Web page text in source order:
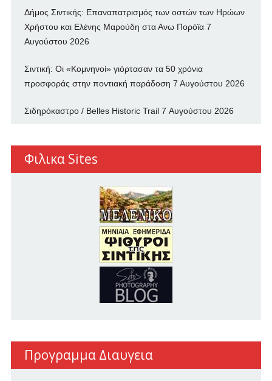
Δήμος Σιντικής: Επαναπατρισμός των oστών των Ηρώων
Χρήστου και Ελένης Μαρούδη στα Ανω Πορόϊα 7
Αυγούστου 2026
Σιντική: Οι «Κομνηνοί» γιόρτασαν τα 50 χρόνια
προσφοράς στην ποντιακή παράδοση 7 Αυγούστου 2026
Σιδηρόκαστρο / Belles Historic Trail 7 Αυγούστου 2026
Φιλικα Sites
Προγραμμα Διαυγεια